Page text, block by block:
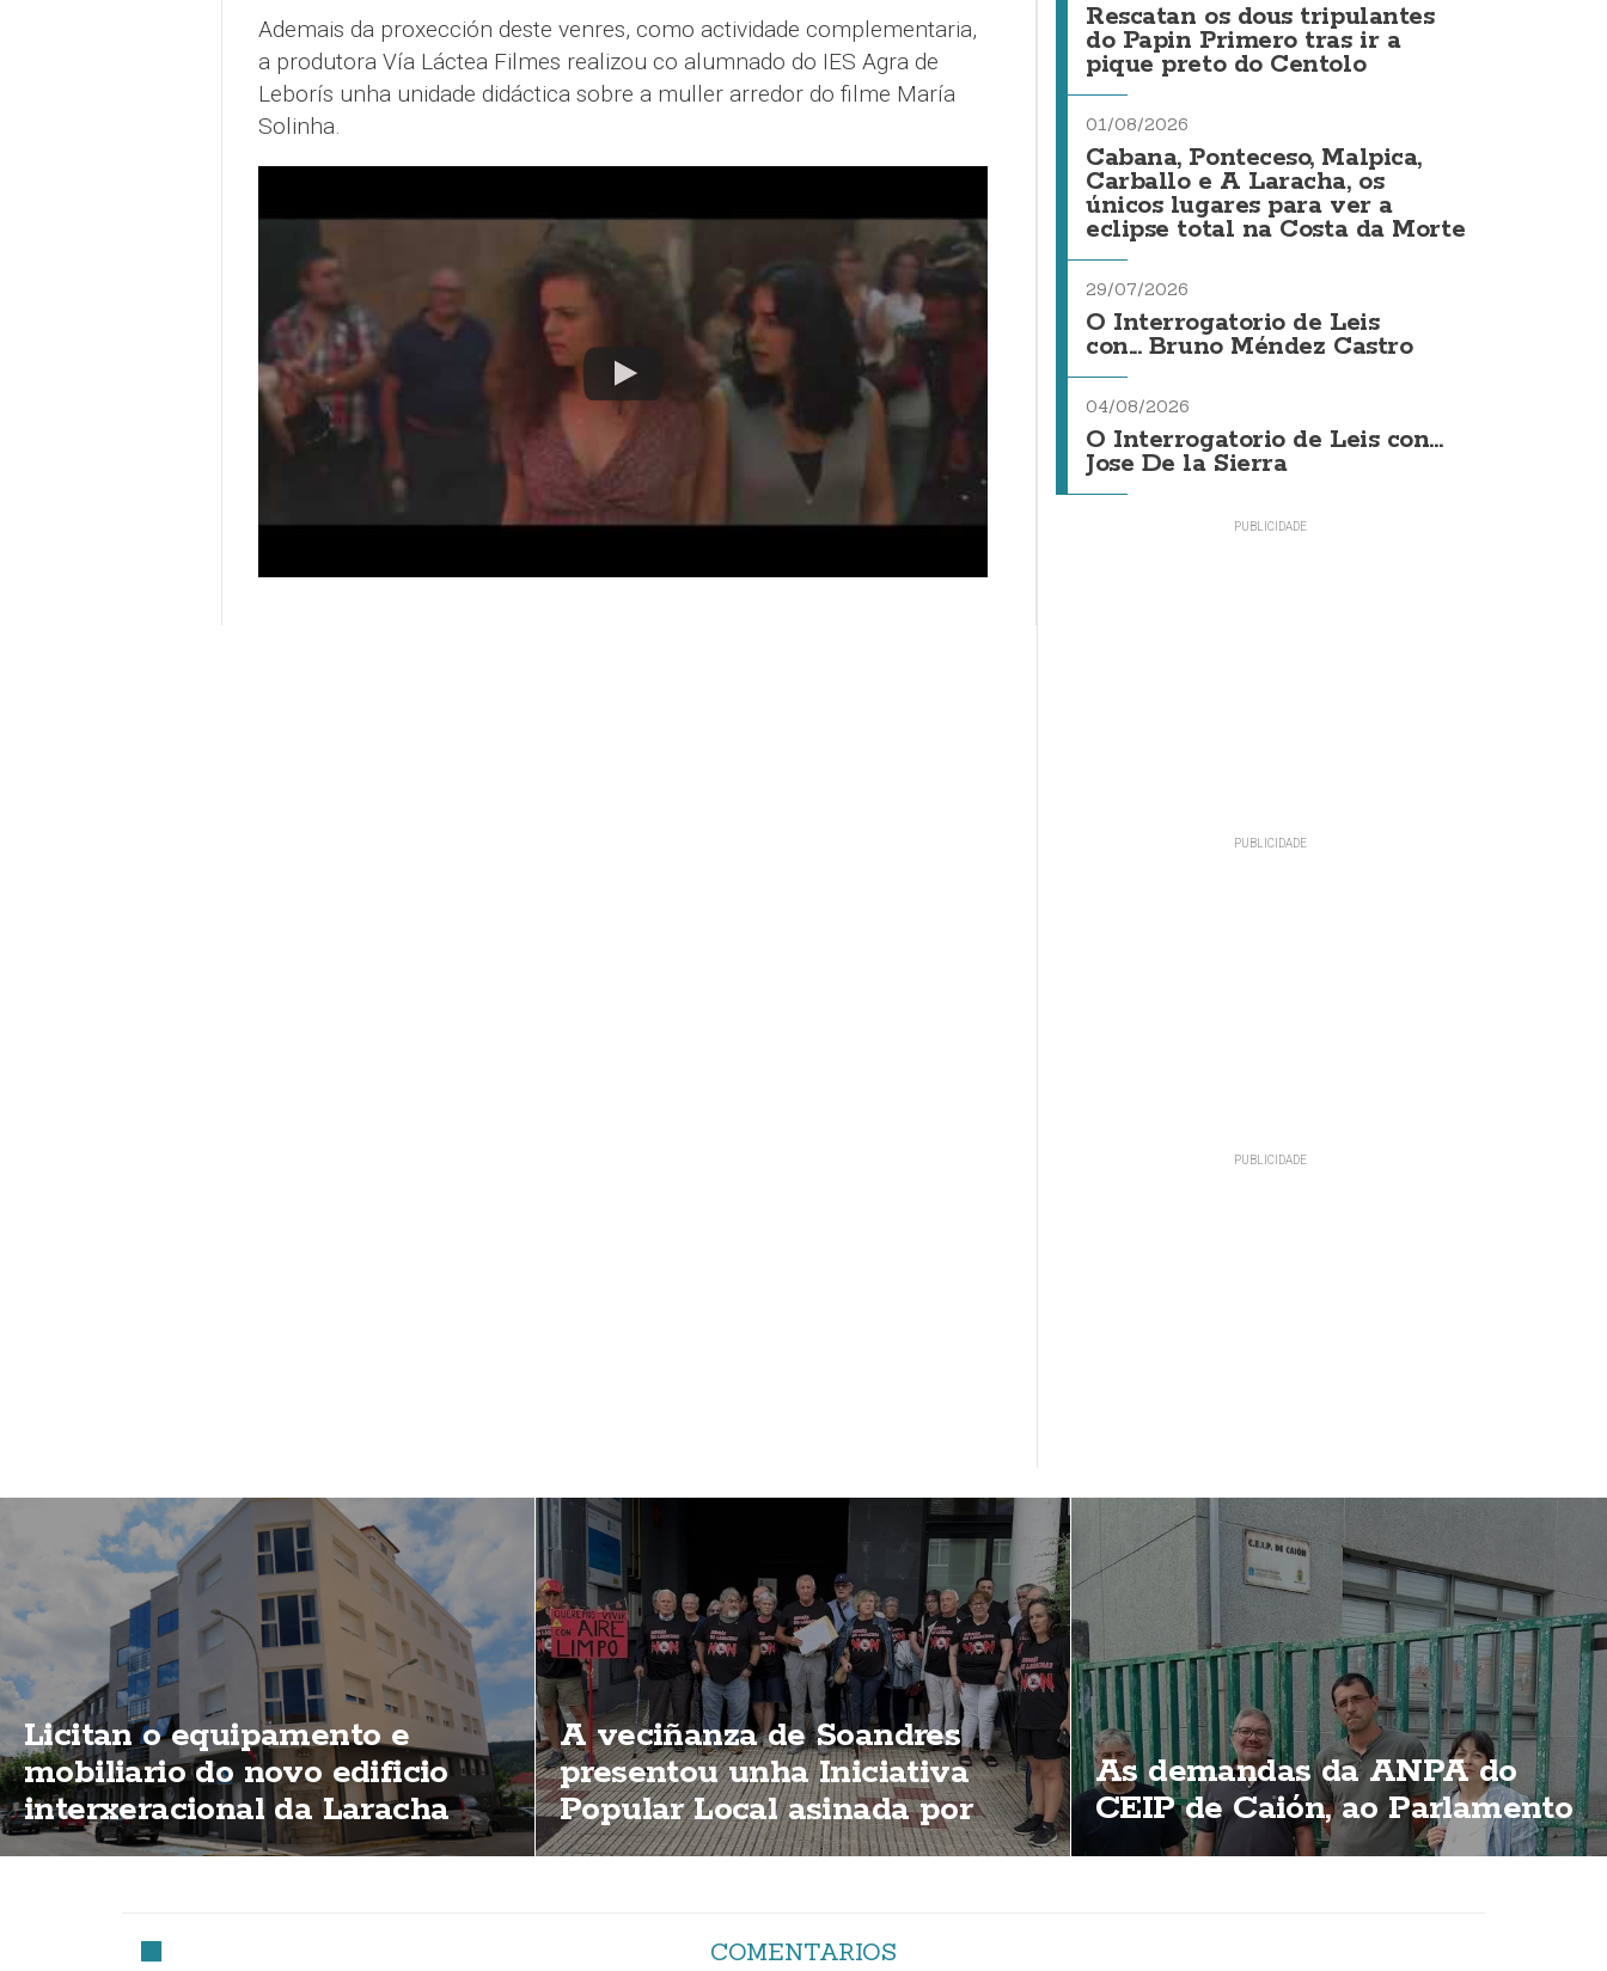
Ademais da proxección deste venres, como actividade complementaria,
a produtora Vía Láctea Filmes realizou co alumnado do IES Agra de
Leborís unha unidade didáctica sobre a muller arredor do filme María
Solinha.
Rescatan os dous tripulantes
do Papin Primero tras ir a
pique preto do Centolo
01/08/2026
Cabana, Ponteceso, Malpica,
Carballo e A Laracha, os
únicos lugares para ver a
eclipse total na Costa da Morte
29/07/2026
O Interrogatorio de Leis
con... Bruno Méndez Castro
04/08/2026
O Interrogatorio de Leis con...
Jose De la Sierra
Licitan o equipamento e
mobiliario do novo edificio
interxeracional da Laracha
A veciñanza de Soandres
presentou unha Iniciativa
Popular Local asinada por
2.000 persoas para que o
As demandas da ANPA do
CEIP de Caión, ao Parlamento
COMENTARIOS